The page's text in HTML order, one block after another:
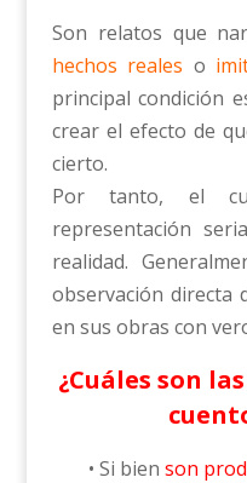
Son relatos que
hechos reales o
principal condición
crear el efecto de
cierto.
Por tanto, el
representación
realidad.
observación directa
en sus obras con
¿Cuáles son
• Si bien son